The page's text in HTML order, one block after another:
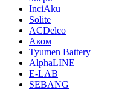
InciAku
Solite
ACDelco
Аком
Tyumen Battery
AlphaLINE
E-LAB
SEBANG